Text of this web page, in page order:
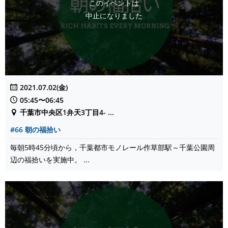
このイベントは
中止になりました
2021.07.02(金)
05:45〜06:45
千葉市中央区1弁天3丁目4- ...
#66 朝の福拾い
毎朝5時45分頃から，千葉都市モノレール作草部駅～千葉公園周
辺の福拾いを実施中。 ...